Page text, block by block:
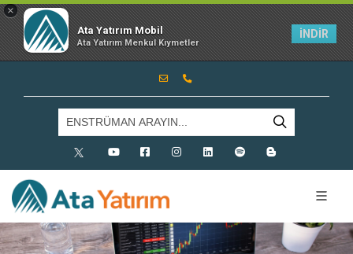
×
Ata Yatırım Mobil
Ata Yatırım Menkul Kıymetler
İNDİR
X Youtube FacebookInstagramLinkedinSpotify